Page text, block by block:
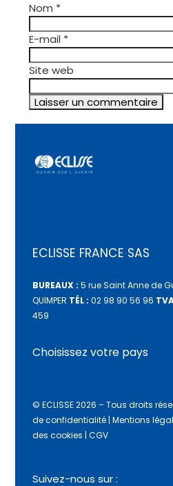
Nom *
E-mail *
Site web
ECLISSE FRANCE SAS
BUREAUX : 5 rue Saint Anne de
QUIMPER TÉL : 02 98 90 56 96
459
Choisissez votre pays
© ECLISSE 2026 – Tous droits
de confidentialité |Mentions
des cookies |CGV
Suivez-nous sur :